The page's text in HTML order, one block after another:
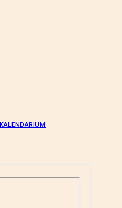
KALENDARIUM